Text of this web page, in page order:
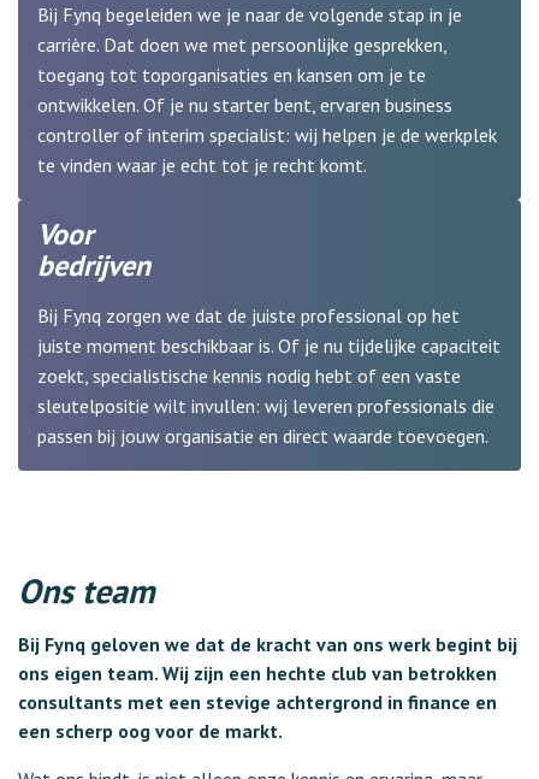
Bij Fynq begeleiden we je naar de volgende stap in je
carrière. Dat doen we met persoonlijke gesprekken,
toegang tot toporganisaties en kansen om je te
ontwikkelen. Of je nu starter bent, ervaren business
controller of interim specialist: wij helpen je de werkplek
te vinden waar je echt tot je recht komt.
Voor
bedrijven
Bij Fynq zorgen we dat de juiste professional op het
juiste moment beschikbaar is. Of je nu tijdelijke capaciteit
zoekt, specialistische kennis nodig hebt of een vaste
sleutelpositie wilt invullen: wij leveren professionals die
passen bij jouw organisatie en direct waarde toevoegen.
Ons team
Bij Fynq geloven we dat de kracht van ons werk begint bij
ons eigen team. Wij zijn een hechte club van betrokken
consultants met een stevige achtergrond in finance en
een scherp oog voor de markt.